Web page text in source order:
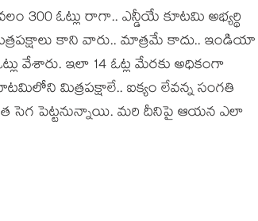
300 ఓట్లు రాగా.. ఎన్డీయే కూట‌మి అభ్య‌ర్థి
కాని వారు.. మాత్ర‌మే కాదు.. ఇండియా
వేశారు. ఇలా 14 ఓట్ల మేర‌కు అధికంగా
మిత్ర‌ప‌క్షాలే.. ఐక్యం లేవ‌న్న సంగ‌తి
సెగ పెట్ట‌నున్నాయి. మ‌రి దీనిపై ఆయ‌న ఎలా